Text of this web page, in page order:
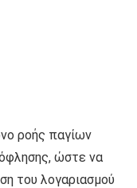
ροής παγίων
ώστε να
του λογαριασμού